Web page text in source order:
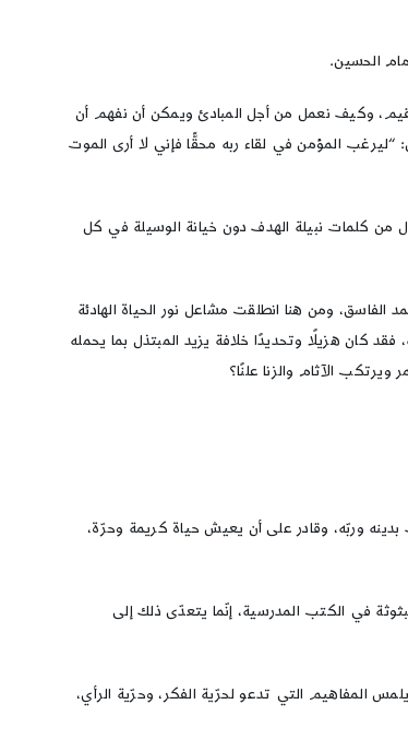
الحسين.
وكيف نعمل من أجل المبادئ ويمكن أن نفهم أن
“ليرغب المؤمن في لقاء ربه محقًّا فإني لا أرى الموت
من كلمات نبيلة الهدف دون خيانة الوسيلة في كل
ومن هنا انطلقت مشاعل نور الحياة الهادئة
كان هزيلًا وتحديدًا خلافة يزيد المبتذل بما يحمله
الآثام والزنا علنًا؟
وربّه، وقادر على أن يعيش حياة كريمة وحرّة،
في الكتب المدرسية، إنّما يتعدّى ذلك إلى
المفاهيم التي تدعو لحرّية الفكر، وحرّية الرأي،